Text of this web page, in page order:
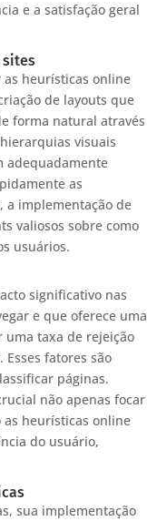
e a satisfação geral
sites
heurísticas online
de layouts que
forma natural através
visuais
adequadamente
as
a implementação de
valiosos sobre como
usuários.
significativo nas
e que oferece uma
taxa de rejeição
fatores são
páginas.
não apenas focar
as heurísticas online
do usuário,
sua implementação